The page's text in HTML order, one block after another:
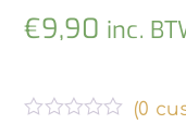
€9,90 inc.
(0